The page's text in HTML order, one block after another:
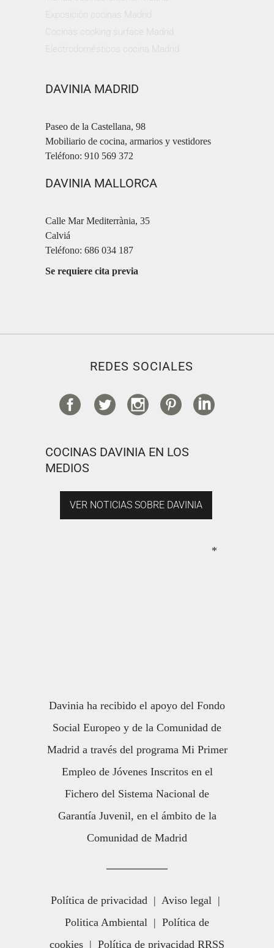
DAVINIA MADRID
Paseo de la Castellana, 98
Mobiliario de cocina, armarios y vestidores
Teléfono: 910 569 372
DAVINIA MALLORCA
Calle Mar Mediterrània, 35
Calviá
Teléfono: 686 034 187
Se requiere cita previa
REDES SOCIALES
COCINAS DAVINIA EN LOS
MEDIOS
VER NOTICIAS SOBRE DAVINIA
*
Davinia ha recibido el apoyo del Fondo
Social Europeo y de la Comunidad de
Madrid a través del programa Mi Primer
Empleo de Jóvenes Inscritos en el
Fichero del Sistema Nacional de
Garantía Juvenil, en el ámbito de la
Comunidad de Madrid
Política de privacidad | Aviso legal |
Politica Ambiental | Política de
cookies | Política de privacidad RRSS